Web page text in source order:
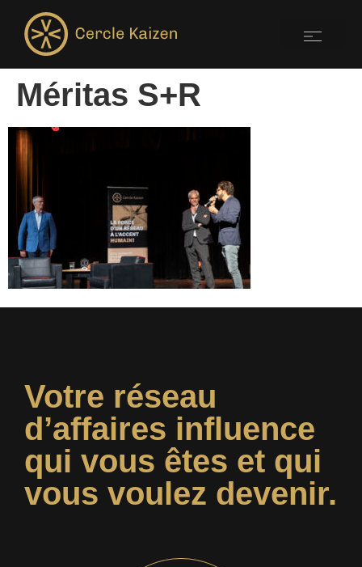
Méritas S+R
Votre réseau
d’affaires influence
qui vous êtes et qui
vous voulez devenir.